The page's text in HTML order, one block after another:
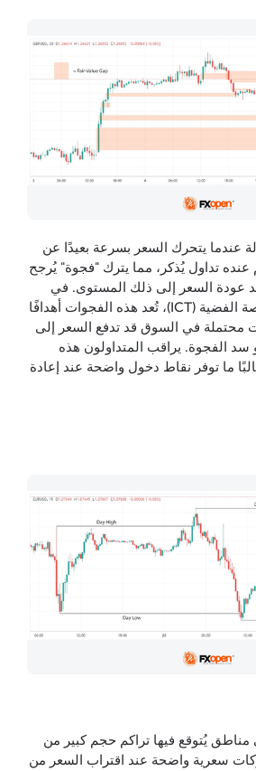
عندما يتحرك السعر بسرعة بعيدًا عن
تداول يُذكر، مما يترك "فجوة" يُرجح
عودة السعر إلى ذلك المستوى. في
سياق استراتيجية الرصاصة الفضية (ICT)، تُعد هذه الفجوات أهدافًا
محتملة في السوق قد تدفع السعر إلى
سد الفجوة. يراقب المتداولون هذه
ما توفر نقاط دخول واضحة عند إعادة
مناطق يُتوقع فيها تراكم حجم كبير من
سعرية واضحة عند اقتراب السعر من